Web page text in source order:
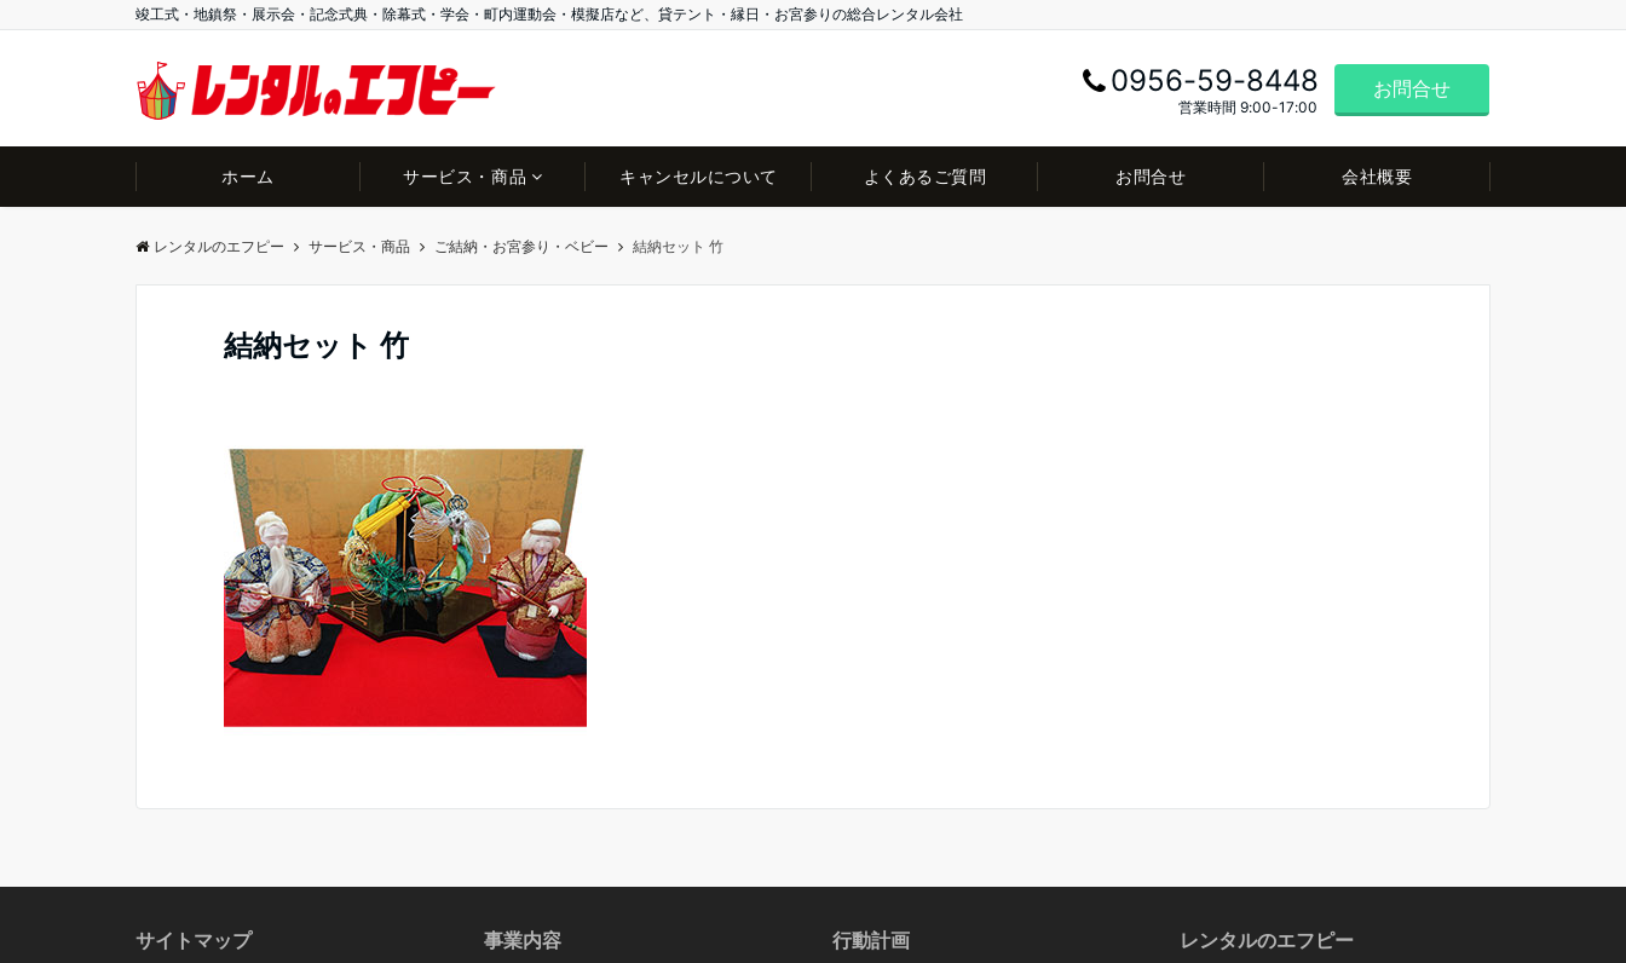
竣工式・地鎮祭・展示会・記念式典・除幕式・学会・町内運動会・模擬店など、貸テント・縁日・お宮参りの総合レンタル会社
0956-59-8448
営業時間 9:00-17:00
お問合せ
ホーム サービス・商品 キャンセルについて よくあるご質問 お問合せ 会社概要
レンタルのエフピー サービス・商品 ご結納・お宮参り・ベビー 結納セット 竹
結納セット 竹
サイトマップ 事業内容 行動計画 レンタルのエフピー